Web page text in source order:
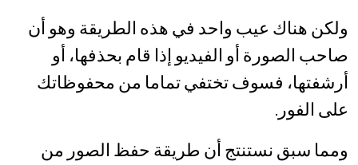
ولكن هناك عيب واحد في هذه الطريقة وهو أن
صاحب الصورة أو الفيديو إذا قام بحذفها، أو
أرشفتها، فسوف تختفي تماما من محفوظاتك
على الفور.
ومما سبق نستنتج أن طريقة حفظ الصور من